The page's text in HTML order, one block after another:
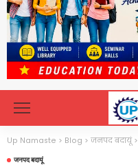
Up Namaste > Blog > जनपद बदायूं>
जनपद बदायूं